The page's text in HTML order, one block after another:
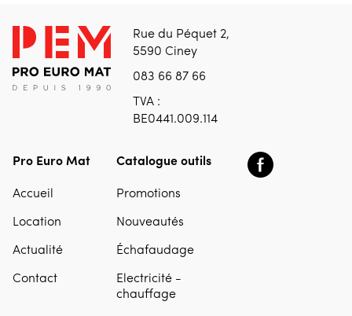
Rue du Péquet 2,
5590 Ciney
083 66 87 66
TVA :
BE0441.009.114
Pro Euro Mat
Accueil
Location
Actualité
Contact
Catalogue outils
Promotions
Nouveautés
Échafaudage
Electricité -
chauffage